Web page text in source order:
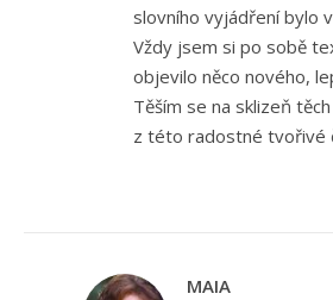
slovního vyjádření bylo
Vždy jsem si po sobě
objevilo něco nového,
Těším se na sklizeň
z této radostné tvořivé
MAIA